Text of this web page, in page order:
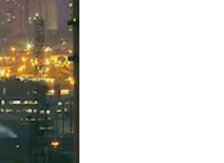
с докосване или плъзгане.